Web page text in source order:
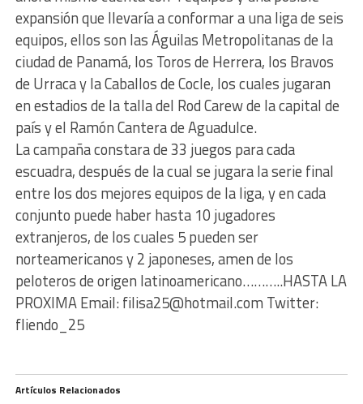
expansión que llevaría a conformar a una liga de seis
equipos, ellos son las Águilas Metropolitanas de la
ciudad de Panamá, los Toros de Herrera, los Bravos
de Urraca y la Caballos de Cocle, los cuales jugaran
en estadios de la talla del Rod Carew de la capital de
país y el Ramón Cantera de Aguadulce.
La campaña constara de 33 juegos para cada
escuadra, después de la cual se jugara la serie final
entre los dos mejores equipos de la liga, y en cada
conjunto puede haber hasta 10 jugadores
extranjeros, de los cuales 5 pueden ser
norteamericanos y 2 japoneses, amen de los
peloteros de origen latinoamericano………..HASTA LA
PROXIMA Email: filisa25@hotmail.com Twitter:
fliendo_25
Artículos Relacionados